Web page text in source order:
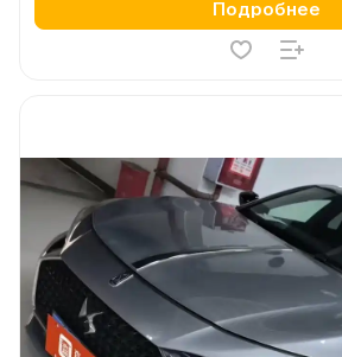
Подробнее